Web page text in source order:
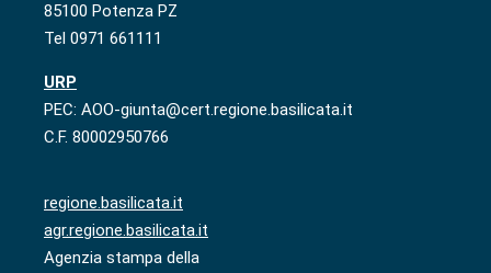
85100 Potenza PZ
Tel 0971 661111
URP
PEC: AOO-giunta@cert.regione.basilicata.it
C.F. 80002950766
regione.basilicata.it
agr.regione.basilicata.it
Agenzia stampa della